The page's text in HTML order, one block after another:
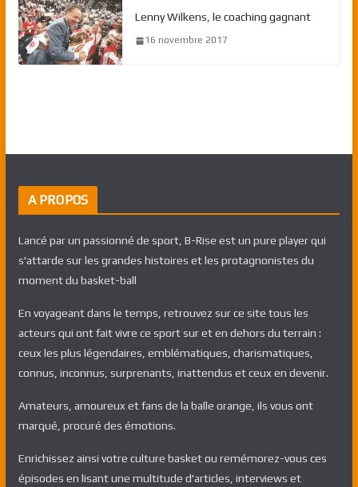
Lenny Wilkens, le coaching gagnant
16 novembre 2017
A PROPOS
Lancé par un passionné de sport, B-Rise est un pure player qui
s'attarde sur les grandes histoires et les protagnonistes du
moment du basket-ball
En voyageant dans le temps, retrouvez sur ce site tous les
acteurs qui ont fait vivre ce sport sur et en dehors du terrain :
ceux les plus légendaires, emblématiques, charismatiques,
connus, inconnus, surprenants, inattendus et ceux en devenir.
Amateurs, amoureux et fans de la balle orange, ils vous ont
marqué, procuré des émotions.
Enrichissez ainsi votre culture basket ou remémorez-vous ces
épisodes en lisant une multitude d'articles, interviews et